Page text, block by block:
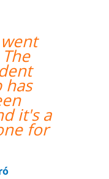
it's a
for